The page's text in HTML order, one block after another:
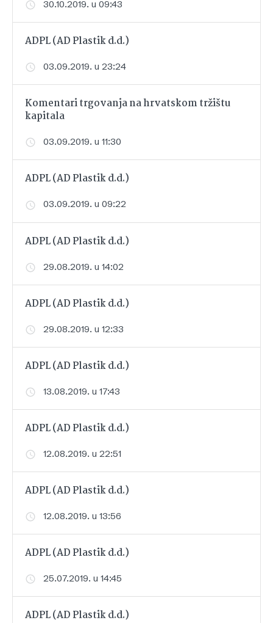
30.10.2019. u 09:43
ADPL (AD Plastik d.d.)
03.09.2019. u 23:24
Komentari trgovanja na hrvatskom tržištu
kapitala
03.09.2019. u 11:30
ADPL (AD Plastik d.d.)
03.09.2019. u 09:22
ADPL (AD Plastik d.d.)
29.08.2019. u 14:02
ADPL (AD Plastik d.d.)
29.08.2019. u 12:33
ADPL (AD Plastik d.d.)
13.08.2019. u 17:43
ADPL (AD Plastik d.d.)
12.08.2019. u 22:51
ADPL (AD Plastik d.d.)
12.08.2019. u 13:56
ADPL (AD Plastik d.d.)
25.07.2019. u 14:45
ADPL (AD Plastik d.d.)